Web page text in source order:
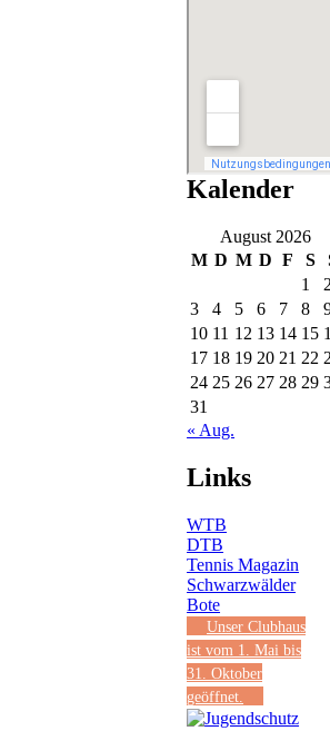
Kalender
August 2026
M D M D F S
1
3
4 5 6 7 8
10 11 12 13 14 15
17 18 19 20 21 22
24 25 26 27 28 29
31
« Aug.
Links
WTB
DTB
Tennis Magazin
Schwarzwälder
Bote
Unser Clubhaus
ist vom 1. Mai bis
31. Oktober
geöffnet.